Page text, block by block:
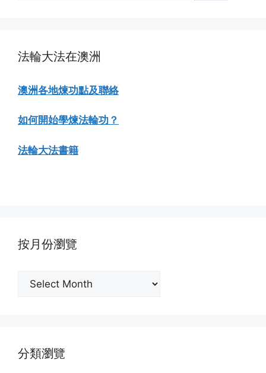
法輪大法在澳洲
澳洲各地煉功點及聯絡
如何開始學煉法輪功？
法輪大法書籍
按月份瀏覽
分類瀏覽